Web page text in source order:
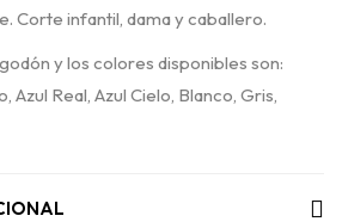
Corte infantil, dama y caballero.
y los colores disponibles son:
Azul Real, Azul Cielo, Blanco, Gris,